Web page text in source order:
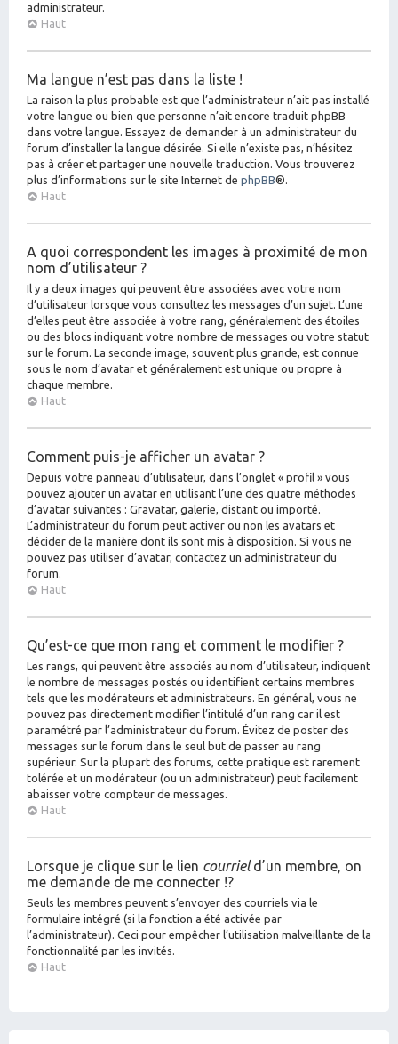
administrateur.
Haut
Ma langue n’est pas dans la liste !
La raison la plus probable est que l’administrateur n’ait pas installé
votre langue ou bien que personne n’ait encore traduit phpBB
dans votre langue. Essayez de demander à un administrateur du
forum d’installer la langue désirée. Si elle n’existe pas, n’hésitez
pas à créer et partager une nouvelle traduction. Vous trouverez
plus d’informations sur le site Internet de phpBB®.
Haut
A quoi correspondent les images à proximité de mon
nom d’utilisateur ?
Il y a deux images qui peuvent être associées avec votre nom
d’utilisateur lorsque vous consultez les messages d’un sujet. L’une
d’elles peut être associée à votre rang, généralement des étoiles
ou des blocs indiquant votre nombre de messages ou votre statut
sur le forum. La seconde image, souvent plus grande, est connue
sous le nom d’avatar et généralement est unique ou propre à
chaque membre.
Haut
Comment puis-je afficher un avatar ?
Depuis votre panneau d’utilisateur, dans l’onglet « profil » vous
pouvez ajouter un avatar en utilisant l’une des quatre méthodes
d’avatar suivantes : Gravatar, galerie, distant ou importé.
L’administrateur du forum peut activer ou non les avatars et
décider de la manière dont ils sont mis à disposition. Si vous ne
pouvez pas utiliser d’avatar, contactez un administrateur du
forum.
Haut
Qu’est-ce que mon rang et comment le modifier ?
Les rangs, qui peuvent être associés au nom d’utilisateur, indiquent
le nombre de messages postés ou identifient certains membres
tels que les modérateurs et administrateurs. En général, vous ne
pouvez pas directement modifier l’intitulé d’un rang car il est
paramétré par l’administrateur du forum. Évitez de poster des
messages sur le forum dans le seul but de passer au rang
supérieur. Sur la plupart des forums, cette pratique est rarement
tolérée et un modérateur (ou un administrateur) peut facilement
abaisser votre compteur de messages.
Haut
Lorsque je clique sur le lien courrield’un membre, on
me demande de me connecter !?
Seuls les membres peuvent s’envoyer des courriels via le
formulaire intégré (si la fonction a été activée par
l’administrateur). Ceci pour empêcher l’utilisation malveillante de la
fonctionnalité par les invités.
Haut